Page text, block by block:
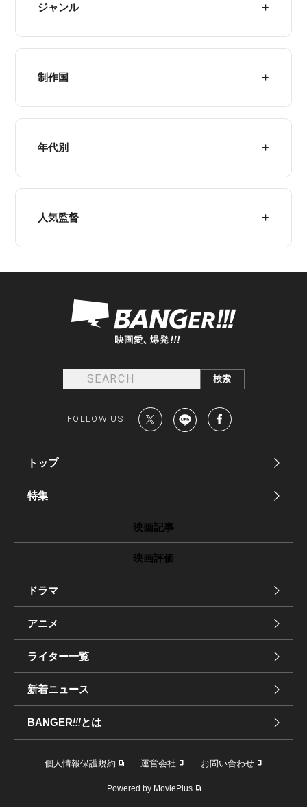
ジャンル
制作国
年代別
人気監督
FOLLOW US
トップ
特集
映画記事
映画評価
ドラマ
アニメ
ライター一覧
新着ニュース
BANGER!!!とは
個人情報保護規約 運営会社 お問い合わせ
Powered by MoviePlus